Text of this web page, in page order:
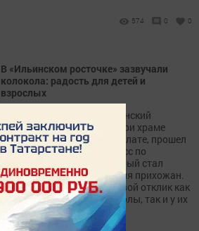
574 0 0
В «Ильинском росточке» зазвучали
колокола: радость для детей и
взрослых
В воскресной школе «Ильинский
росточек», действующей при храме
пророка Божия Илии в Нурлате, прошел
удивительный мастер-класс по
колокольному звону, который стал
настоящим праздником для прихожан.
Мероприятие вызвало живой отклик как
у юных воспитанников школы, так и у их
родителей.